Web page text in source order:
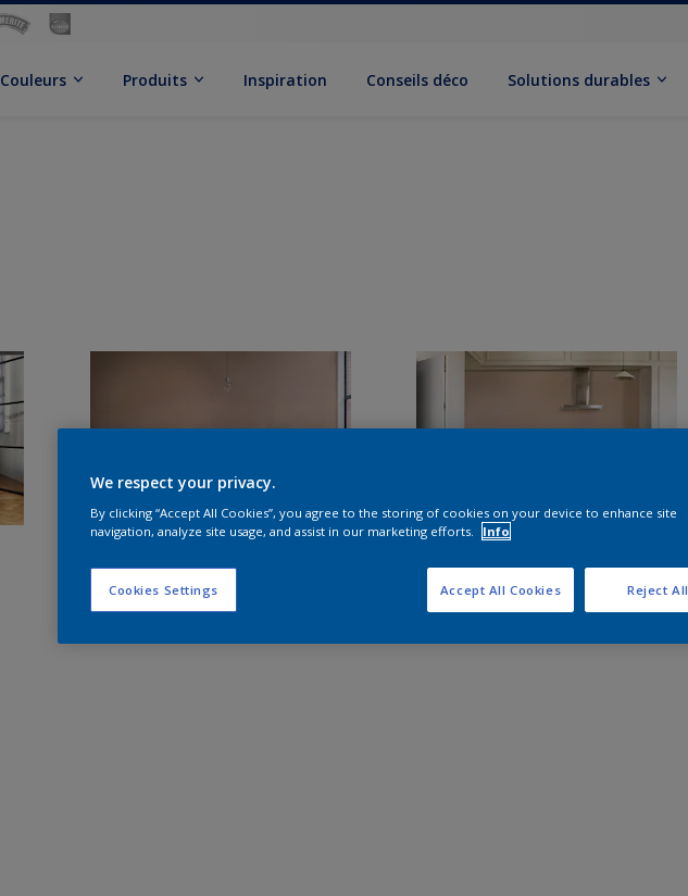
Couleurs Produits Inspiration Conseils déco Solutions durables
We respect your privacy.
By clicking “Accept All Cookies”, you agree to the storing of cookies on your device to enhance site
navigation, analyze site usage, and assist in our marketing efforts.
Info
Cookies Settings Reject All
Accept All Cookies